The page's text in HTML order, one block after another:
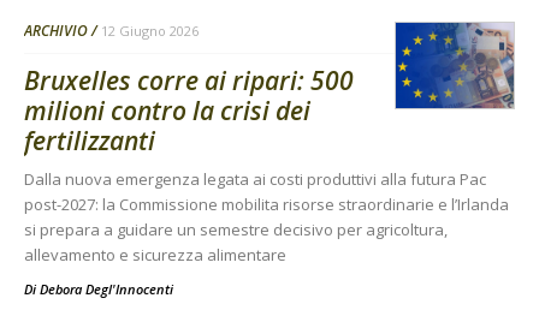
ARCHIVIO 12 Giugno 2026
Bruxelles corre ai ripari: 500
milioni contro la crisi dei
fertilizzanti
Dalla nuova emergenza legata ai costi produttivi alla futura Pac
post-2027: la Commissione mobilita risorse straordinarie e l’Irlanda
si prepara a guidare un semestre decisivo per agricoltura,
allevamento e sicurezza alimentare
Di Debora Degl'Innocenti